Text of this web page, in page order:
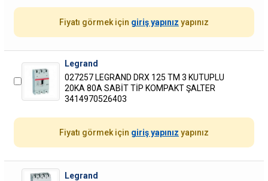
Fiyatı görmek için giriş yapınız yapınız
Legrand
027257 LEGRAND DRX 125 TM 3 KUTUPLU
20KA 80A SABİT TİP KOMPAKT ŞALTER
3414970526403
Fiyatı görmek için giriş yapınız yapınız
Legrand